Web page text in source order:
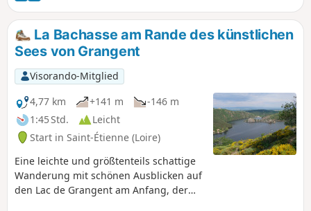
La Bachasse am Rande des künstlichen
Sees von Grangent
Visorando-Mitglied
4,77 km
+141 m
-146 m
1:45 Std.
Leicht
Start in Saint-Étienne (Loire)
Eine leichte und größtenteils schattige
Wanderung mit schönen Ausblicken auf
den Lac de Grangent am Anfang, der